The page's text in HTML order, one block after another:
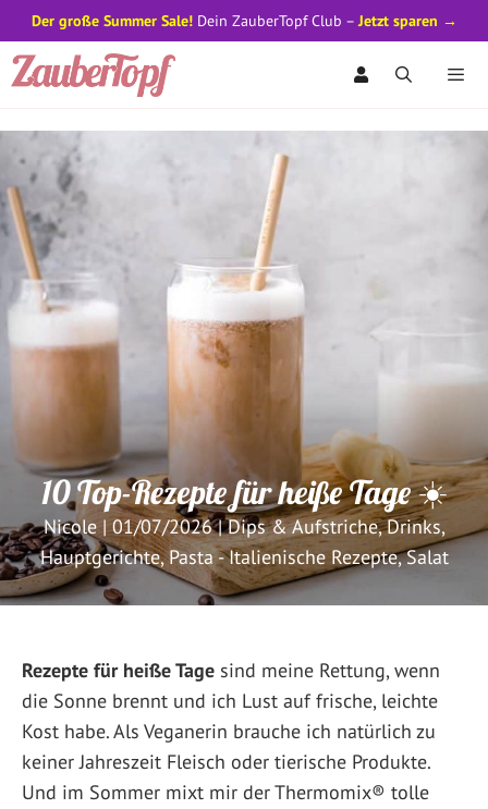
Zum
Inhalt
10 Top-Rezepte für heiße Tage ☀️
Nicole|01/07/2026|Dips & Aufstriche,Drinks,
Hauptgerichte,Pasta - Italienische Rezepte,Salat
Rezepte für heiße Tage sind meine Rettung, wenn
die Sonne brennt und ich Lust auf frische, leichte
Kost habe. Als Veganerin brauche ich natürlich zu
keiner Jahreszeit Fleisch oder tierische Produkte.
Und im Sommer mixt mir der Thermomix® tolle
Der große Summer Sale!Dein ZauberTopf Club –Jetzt sparen →